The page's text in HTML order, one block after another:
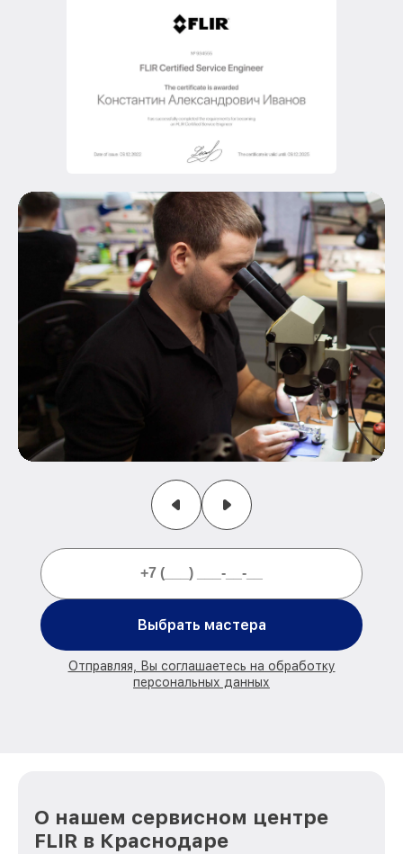
Выбрать мастера
Отправляя, Вы соглашаетесь на обработку
персональных данных
О нашем сервисном центре
FLIR в Краснодаре